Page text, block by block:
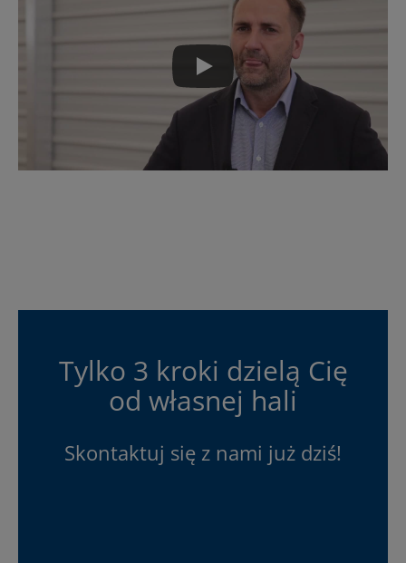
Tylko 3 kroki dzielą Cię
od własnej hali
Skontaktuj się z nami już dziś!